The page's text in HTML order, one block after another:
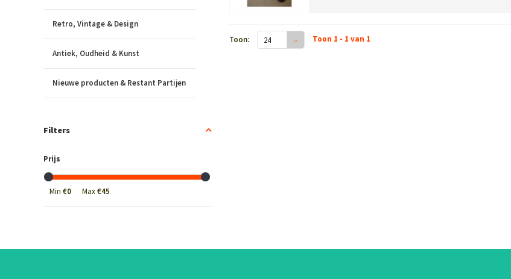
Retro, Vintage & Design
Antiek, Oudheid & Kunst
Nieuwe producten & Restant Partijen
Filters
Prijs
Min €0 Max€45
Toon: 24 Toon 1 - 1 van 1